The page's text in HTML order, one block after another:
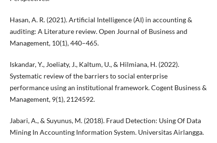
Hasan, A. R. (2021). Artificial Intelligence (AI) in accounting &
auditing: A Literature review. Open Journal of Business and
Management, 10(1), 440–465.
Iskandar, Y., Joeliaty, J., Kaltum, U., & Hilmiana, H. (2022).
Systematic review of the barriers to social enterprise
performance using an institutional framework. Cogent Business &
Management, 9(1), 2124592.
Jabari, A., & Suyunus, M. (2018). Fraud Detection: Using Of Data
Mining In Accounting Information System. Universitas Airlangga.